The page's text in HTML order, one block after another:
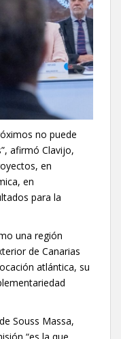
no puede
afirmó Clavijo,
en
en
para la
una región
de Canarias
atlántica, su
Souss Massa,
“es la que